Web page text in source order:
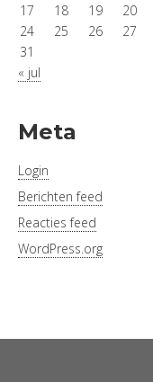
17
18 19 20
24
25 26 27
31
« jul
Meta
Login
Berichten feed
Reacties feed
WordPress.org